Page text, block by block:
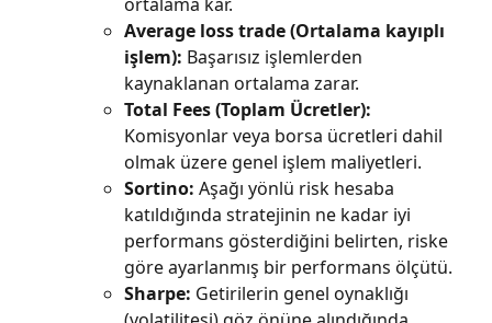
Average loss trade (Ortalama kayıplı
işlem): Başarısız işlemlerden
kaynaklanan ortalama zarar.
Total Fees (Toplam Ücretler):
Komisyonlar veya borsa ücretleri dahil
olmak üzere genel işlem maliyetleri.
Sortino: Aşağı yönlü risk hesaba
katıldığında stratejinin ne kadar iyi
performans gösterdiğini belirten, riske
göre ayarlanmış bir performans ölçütü.
Sharpe: Getirilerin genel oynaklığı